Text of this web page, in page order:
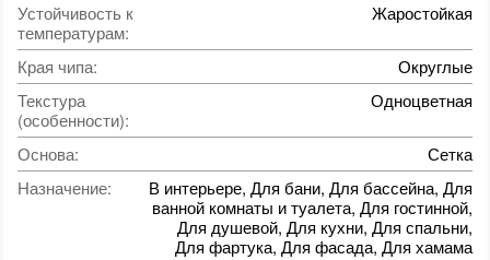
Устойчивость к
температурам:
Жаростойкая
Края чипа:
Округлые
Текстура
(особенности):
Одноцветная
Основа:
Сетка
Назначение:
В интерьере, Для бани, Для бассейна, Для
ванной комнаты и туалета, Для гостинной,
Для душевой, Для кухни, Для спальни,
Для фартука, Для фасада, Для хамама